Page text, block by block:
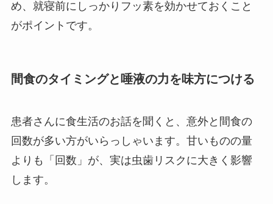
め、就寝前にしっかりフッ素を効かせておくこと
がポイントです。
間食のタイミングと唾液の力を味方につける
患者さんに食生活のお話を聞くと、意外と間食の
回数が多い方がいらっしゃいます。甘いものの量
よりも「回数」が、実は虫歯リスクに大きく影響
します。